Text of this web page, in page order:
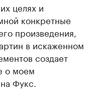
целях и
конкретные
произведения,
в искаженном
создает
о моем
Фукс.